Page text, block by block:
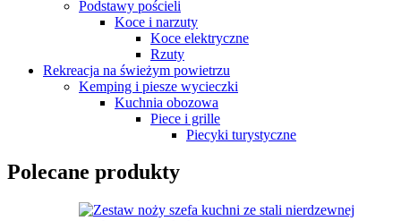
Podstawy pościeli
Koce i narzuty
Koce elektryczne
Rzuty
Rekreacja na świeżym powietrzu
Kemping i piesze wycieczki
Kuchnia obozowa
Piece i grille
Piecyki turystyczne
Polecane produkty